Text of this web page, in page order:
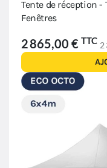
Tente de réception -
Fenêtres
2 865,00 € TTC 2